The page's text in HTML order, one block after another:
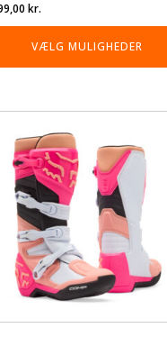
kr.
VÆLG MULIGHEDER